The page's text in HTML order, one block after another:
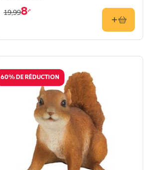
8,-
19,99
60% DE RÉDUCTION